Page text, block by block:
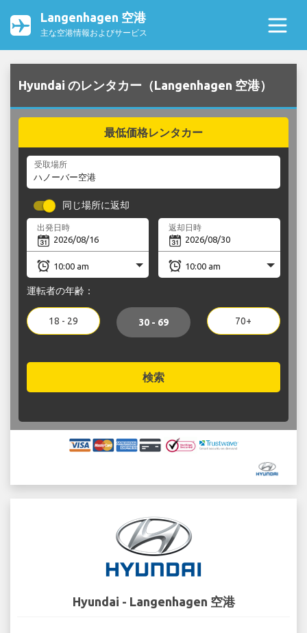
Langenhagen 空港
主な空港情報およびサービス
Hyundai のレンタカー（Langenhagen 空港）
最低価格レンタカー
受取場所
同じ場所に返却
出発日時 返却日時
運転者の年齢：
18 - 29 30 - 69 70+
検索
Hyundai - Langenhagen 空港